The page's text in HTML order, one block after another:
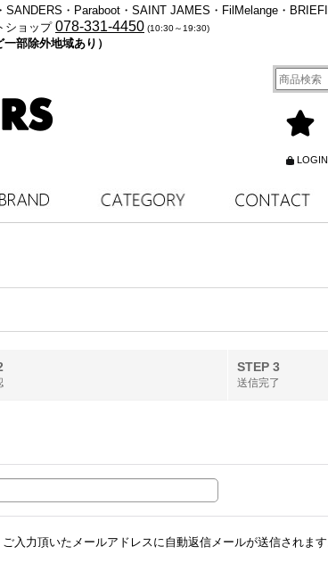
SANDERS・Paraboot・SAINT JAMES・FilMelange・
ショップ 078-331-4450 (10:30～19:30)
部除外地域あり）
LOGIN
STEP 3
送信完了
入力頂いたメールアドレスに自動返信メールが送信されます